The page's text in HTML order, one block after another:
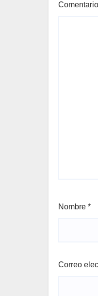
Comentario
Nombre *
Correo